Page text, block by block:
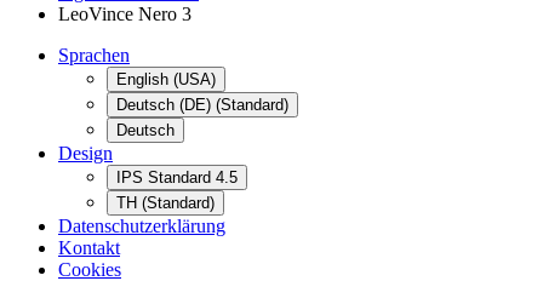
LeoVince Nero 3
Sprachen
English (USA)
Deutsch (DE) (Standard)
Deutsch
Design
IPS Standard 4.5
TH (Standard)
Datenschutzerklärung
Kontakt
Cookies